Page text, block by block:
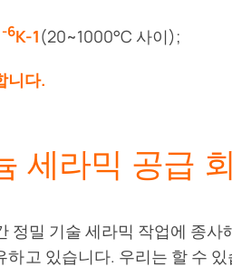
-6K-1(20~1000°C 사이);
니다.
세라믹 공급
정밀 기술 세라믹 작업에 종
하고 있습니다. 우리는 할 수